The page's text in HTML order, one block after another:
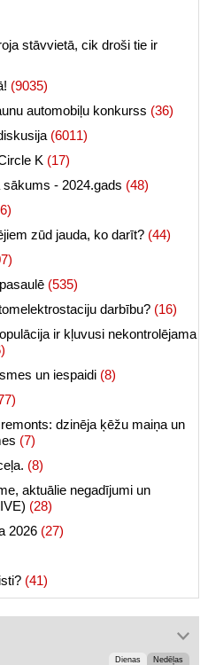
stāvvietā, cik droši tie ir
(9035)
automobiļu konkurss (36)
(6011)
K (17)
- 2024.gads (48)
zūd jauda, ko darīt? (44)
(535)
darbību? (16)
ir kļuvusi nekontrolējama
un iespaidi (8)
dzinēja ķēžu maiņa un
(7)
(8)
aktuālie negadījumi un
(28)
2026 (27)
(41)
Dienas Nedēļas